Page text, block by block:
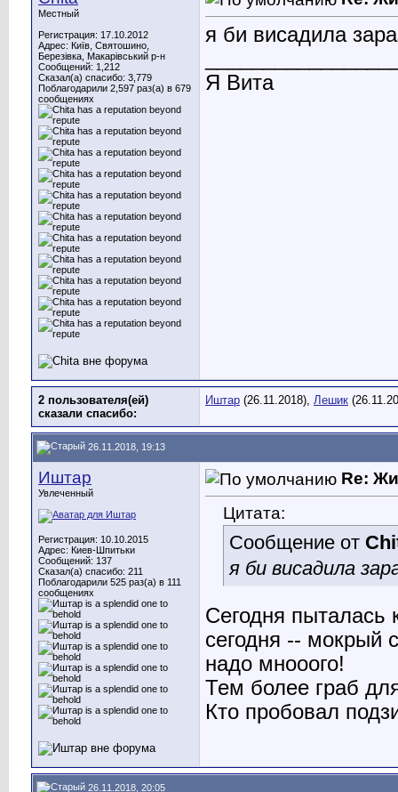
Местный
Регистрация: 17.10.2012
Адрес: Київ, Святошино,
Березівка, Макарівський р-н
Сообщений: 1,212
Сказал(а) спасибо: 3,779
Поблагодарили 2,597 раз(а) в 679
сообщениях
я би висадила
Я Вита
2 пользователя(ей)
сказали cпасибо:
Иштар (26.11.2018), Лешик
26.11.2018, 19:13
Иштар
Увлеченный
Регистрация: 10.10.2015
Адрес: Киев-Шпитьки
Сообщений: 137
Сказал(а) спасибо: 211
Поблагодарили 525 раз(а) в 111
сообщениях
Re:
Цитата:
Сообщение от
я би висадила
Сегодня
сегодня -- мокрый
надо мнооого!
Тем более граб
Кто пробовал
26.11.2018, 20:05